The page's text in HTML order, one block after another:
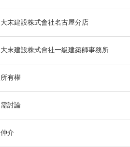
大末建設株式會社名古屋分店
大末建設株式會社一級建築師事務所
所有權
需討論
仲介